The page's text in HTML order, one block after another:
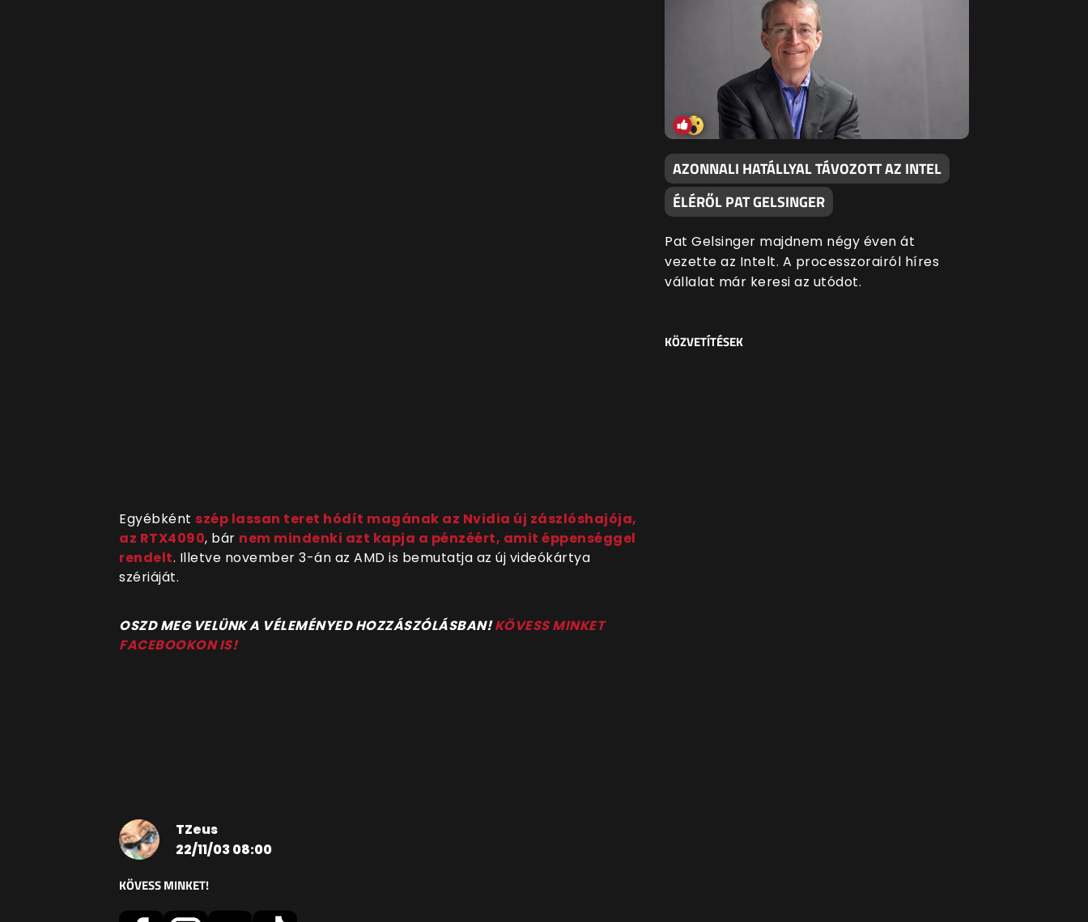
Egyébként szép lassan teret hódít magának az Nvidia új zászlóshajója,
az RTX4090, bár nem mindenki azt kapja a pénzéért, amit éppenséggel
rendelt. Illetve november 3-án az AMD is bemutatja az új videókártya
szériáját.
OSZD MEG VELÜNK A VÉLEMÉNYED HOZZÁSZÓLÁSBAN!KÖVESS MINKET
FACEBOOKON IS!
TZeus
22/11/03 08:00
KÖVESS MINKET!
AZONNALI HATÁLLYAL TÁVOZOTT AZ INTEL
ÉLÉRŐL PAT GELSINGER
Pat Gelsinger majdnem négy éven át
vezette az Intelt. A processzorairól híres
vállalat már keresi az utódot.
KÖZVETÍTÉSEK